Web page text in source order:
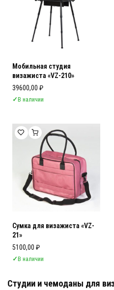
Мобильная студия
визажиста «VZ-210»
39600,00 ₽
✓В наличии
Сумка для визажиста «VZ-
21»
5100,00 ₽
✓В наличии
Студии и чемоданы для